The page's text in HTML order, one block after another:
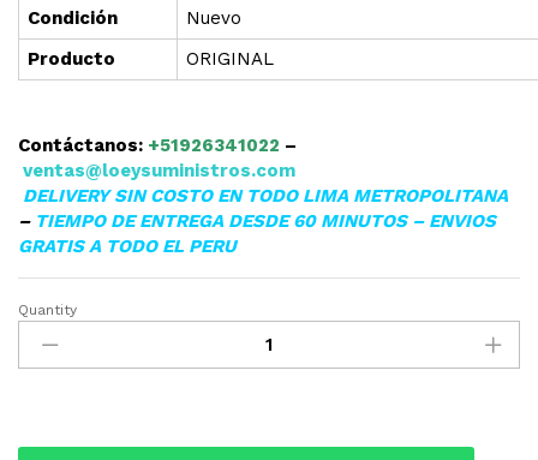
Condición
Nuevo
Producto
ORIGINAL
Contáctanos: +51926341022 –
ventas@loeysuministros.com
DELIVERY SIN COSTO EN TODO LIMA METROPOLITANA
– TIEMPO DE ENTREGA DESDE 60 MINUTOS – ENVIOS
GRATIS A TODO EL PERU
▷TONER
KONICA
MINOLTA
Quantity